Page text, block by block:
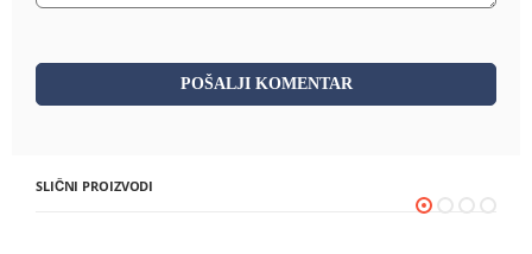
POŠALJI KOMENTAR
SLIČNI PROIZVODI